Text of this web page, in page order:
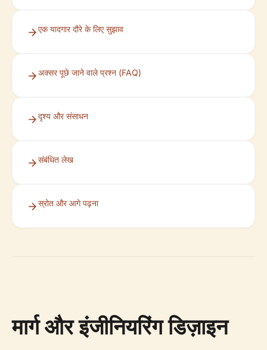
एक यादगार दौरे के लिए सुझाव
अक्सर पूछे जाने वाले प्रश्न (FAQ)
दृश्य और संसाधन
संबंधित लेख
स्रोत और आगे पढ़ना
मार्ग और इंजीनियरिंग डिज़ाइन